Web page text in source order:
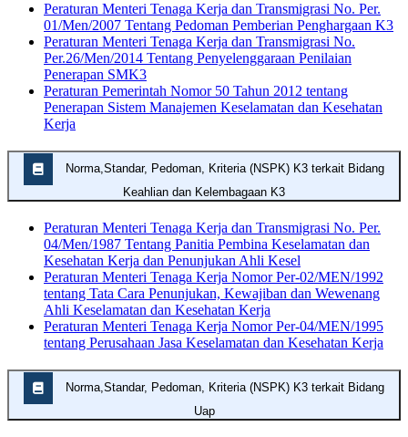
Peraturan Menteri Tenaga Kerja dan Transmigrasi No. Per.
01/Men/2007 Tentang Pedoman Pemberian Penghargaan K3
Peraturan Menteri Tenaga Kerja dan Transmigrasi No.
Per.26/Men/2014 Tentang Penyelenggaraan Penilaian
Penerapan SMK3
Peraturan Pemerintah Nomor 50 Tahun 2012 tentang
Penerapan Sistem Manajemen Keselamatan dan Kesehatan
Kerja
Keahlian dan Kelembagaan K3
Peraturan Menteri Tenaga Kerja dan Transmigrasi No. Per.
04/Men/1987 Tentang Panitia Pembina Keselamatan dan
Kesehatan Kerja dan Penunjukan Ahli Kesel
Peraturan Menteri Tenaga Kerja Nomor Per-02/MEN/1992
tentang Tata Cara Penunjukan, Kewajiban dan Wewenang
Ahli Keselamatan dan Kesehatan Kerja
Peraturan Menteri Tenaga Kerja Nomor Per-04/MEN/1995
tentang Perusahaan Jasa Keselamatan dan Kesehatan Kerja
Uap